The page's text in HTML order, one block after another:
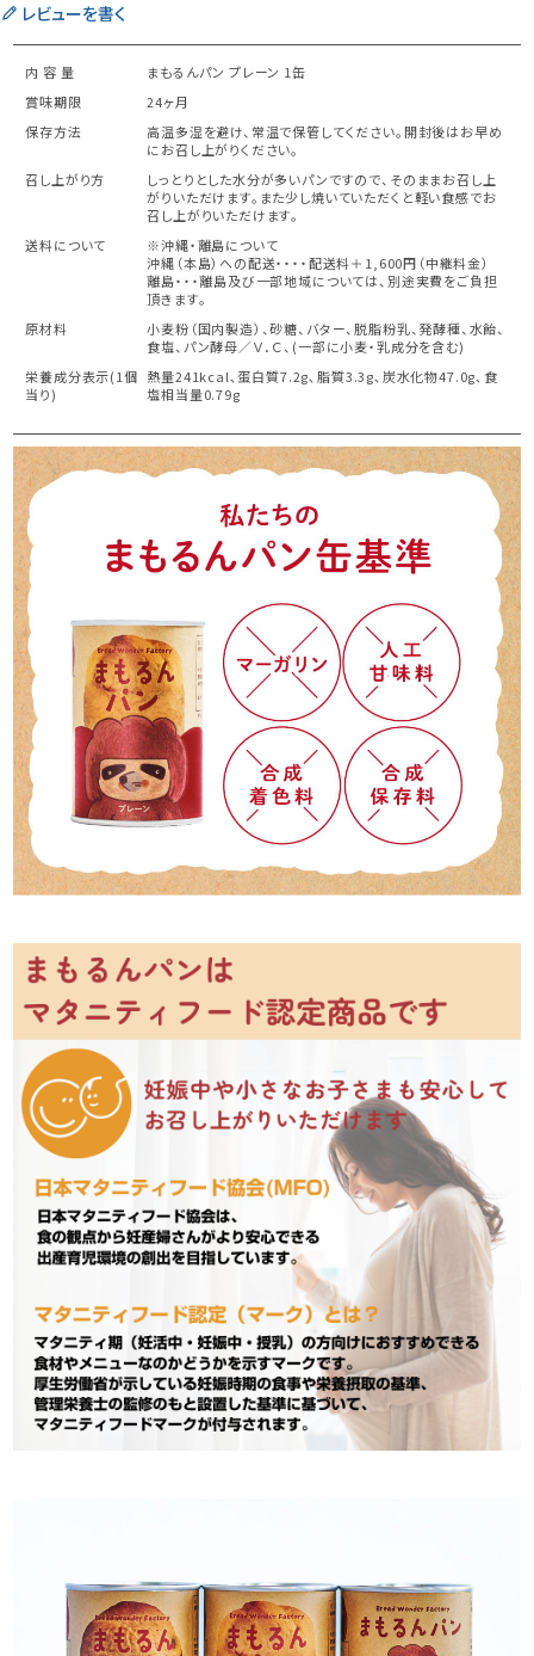
レビューを書く
内 容 量
まもるんパン プレーン 1缶
賞味期限
24ヶ月
保存方法
高温多湿を避け、常温で保管してください。開封後はお早め
にお召し上がりください。
召し上がり方
しっとりとした水分が多いパンですので、そのままお召し上
がりいただけます。また少し焼いていただくと軽い食感でお
召し上がりいただけます。
送料について
※沖縄・離島について
沖縄（本島）への配送・・・・配送料＋1,600円（中継料金）
離島・・・離島及び一部地域については、別途実費をご負担
頂きます。
原材料
小麦粉（国内製造）、砂糖、バター、脱脂粉乳、発酵種、水飴、
食塩、パン酵母／Ｖ．Ｃ、(一部に小麦・乳成分を含む)
栄養成分表示(1個
当り)
熱量241kcal､蛋白質7.2g､脂質3.3g､炭水化物47.0g､食
塩相当量0.79g